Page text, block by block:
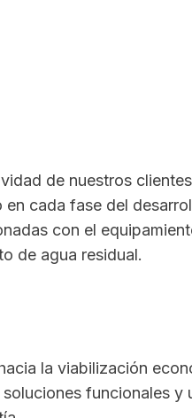
de nuestros
en cada fase del
con el
de agua residual.
la viabilización
funcionales y